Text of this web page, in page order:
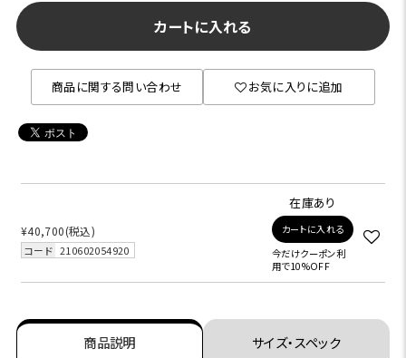
カートに入れる
商品に関する問い合わせ お気に入りに追加
¥40,700(税込)
コード 210602054920
在庫あり
カートに入れる
今だけクーポン利
用で10%OFF
商品説明 サイズ・スペック